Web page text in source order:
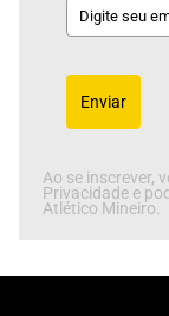
Enviar
Ao se inscrever,
Privacidade e
Atlético Mineiro.